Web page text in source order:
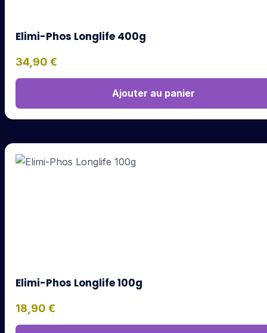
Elimi-Phos Longlife 400g
34,90 €
Ajouter au panier
Elimi-Phos Longlife 100g
18,90 €